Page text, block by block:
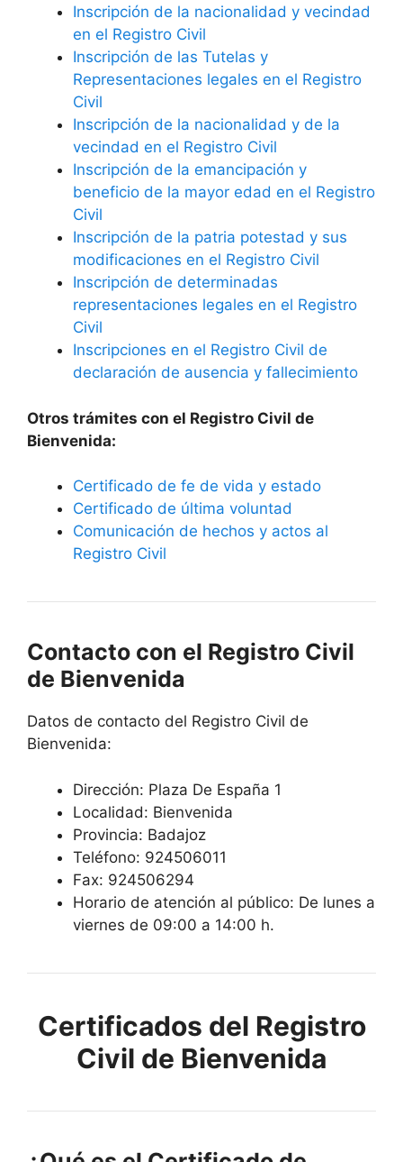
Inscripción de la nacionalidad y vecindad
en el Registro Civil
Inscripción de las Tutelas y
Representaciones legales en el Registro
Civil
Inscripción de la nacionalidad y de la
vecindad en el Registro Civil
Inscripción de la emancipación y
beneficio de la mayor edad en el Registro
Civil
Inscripción de la patria potestad y sus
modificaciones en el Registro Civil
Inscripción de determinadas
representaciones legales en el Registro
Civil
Inscripciones en el Registro Civil de
declaración de ausencia y fallecimiento
Otros trámites con el Registro Civil de
Bienvenida:
Certificado de fe de vida y estado
Certificado de última voluntad
Comunicación de hechos y actos al
Registro Civil
Contacto con el Registro Civil
de Bienvenida
Datos de contacto del Registro Civil de
Bienvenida:
Dirección: Plaza De España 1
Localidad: Bienvenida
Provincia: Badajoz
Teléfono: 924506011
Fax: 924506294
Horario de atención al público: De lunes a
viernes de 09:00 a 14:00 h.
Certificados del Registro
Civil de Bienvenida